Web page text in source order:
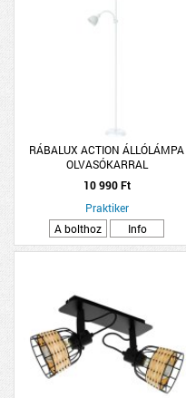
RÁBALUX ACTION ÁLLÓLÁMPA
OLVASÓKARRAL
10 990 Ft
Praktiker
A bolthoz
Info